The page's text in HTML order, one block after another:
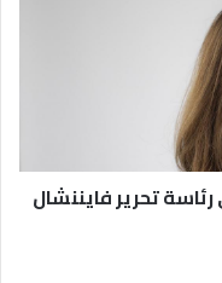
تحرير فايننشال